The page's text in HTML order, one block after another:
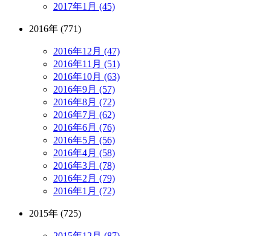
2017年1月 (45)
2016年 (771)
2016年12月 (47)
2016年11月 (51)
2016年10月 (63)
2016年9月 (57)
2016年8月 (72)
2016年7月 (62)
2016年6月 (76)
2016年5月 (56)
2016年4月 (58)
2016年3月 (78)
2016年2月 (79)
2016年1月 (72)
2015年 (725)